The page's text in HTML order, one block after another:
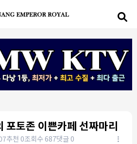
포토존 이쁜카페 선짜마리
추천 0조회수 687댓글 0